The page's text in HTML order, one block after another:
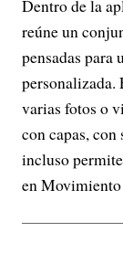
Dentro de la
reúne un
pensadas para
varias fotos o
con capas,
incluso
en Movimiento